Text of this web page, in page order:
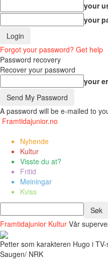
your
your
Forgot your password? Get help
Password recovery
Recover your password
your
A password will be e-mailed to
Framtidajunior.no
Nyhende
Kultur
Visste du at?
Fritid
Meiningar
Kviss
Framtidajunior Kultur Vår
Petter som karakteren Hugo i
Saugen/ NRK